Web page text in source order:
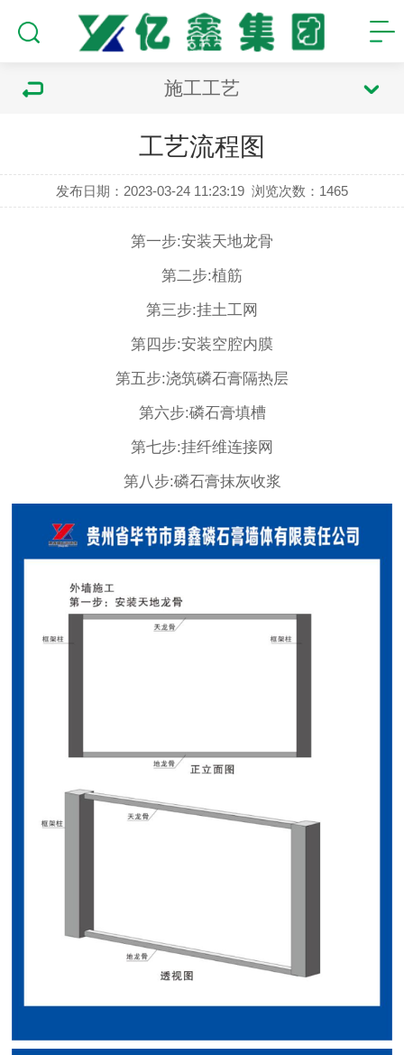
施工工艺
工艺流程图
发布日期：2023-03-24 11:23:19 浏览次数： 1465
第一步:安装天地龙骨
第二步:植筋
第三步:挂土工网
第四步:安装空腔内膜
第五步:浇筑磷石膏隔热层
第六步:磷石膏填槽
第七步:挂纤维连接网
第八步:磷石膏抹灰收浆